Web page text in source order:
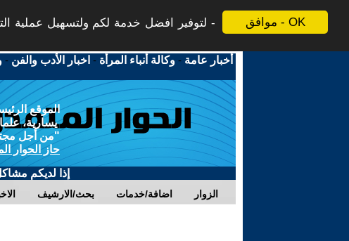
موافق - OK
لتوفير افضل خدمة لكم ولتسهيل عملية
أخبار عامة -وكالة أنباء المرأة - اخبار الأدب والفن -
الموقع
يسارية،
"من أجل
حاز الحوار
إذا لديكم
بحث/الارشيف اضافة/خدمات الزوار